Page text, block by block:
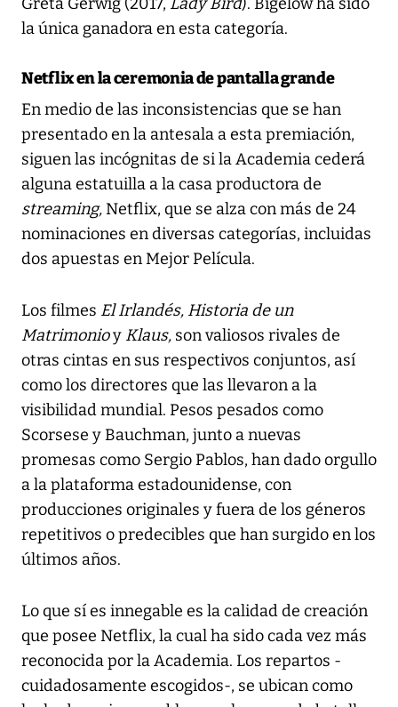
la única ganadora en esta categoría.
Netflix en la ceremonia de pantalla grande
En medio de las inconsistencias que se han
presentado en la antesala a esta premiación,
siguen las incógnitas de si la Academia cederá
alguna estatuilla a la casa productora de
streaming,Netflix, que se alza con más de 24
nominaciones en diversas categorías, incluidas
dos apuestas en Mejor Película.
Los filmes El Irlandés, Historia de un
Matrimonioy Klaus, son valiosos rivales de
otras cintas en sus respectivos conjuntos, así
como los directores que las llevaron a la
visibilidad mundial. Pesos pesados como
Scorsese y Bauchman, junto a nuevas
promesas como Sergio Pablos, han dado orgullo
a la plataforma estadounidense, con
producciones originales y fuera de los géneros
repetitivos o predecibles que han surgido en los
últimos años.
Lo que sí es innegable es la calidad de creación
que posee Netflix, la cual ha sido cada vez más
reconocida por la Academia. Los repartos -
cuidadosamente escogidos-, se ubican como